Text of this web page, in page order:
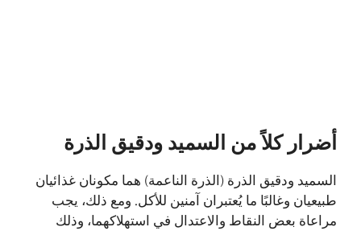
أضرار كلاً من السميد ودقيق الذرة
السميد ودقيق الذرة (الذرة الناعمة) هما مكونان غذائيان
طبيعيان وغالبًا ما يُعتبران آمنين للأكل. ومع ذلك، يجب
مراعاة بعض النقاط والاعتدال في استهلاكهما، وذلك